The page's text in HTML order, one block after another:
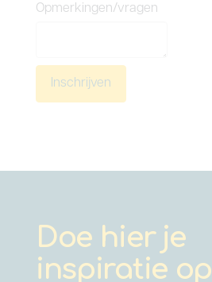
Opmerkingen/vragen
Inschrijven
Doe hier je
inspiratie op